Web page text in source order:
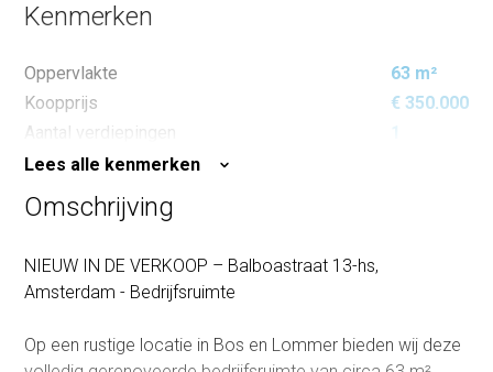
Kenmerken
Oppervlakte
63 m²
Koopprijs
€ 350.000
Aantal verdiepingen
Lees alle kenmerken
Omschrijving
NIEUW IN DE VERKOOP – Balboastraat 13-hs,
Amsterdam - Bedrijfsruimte
Op een rustige locatie in Bos en Lommer bieden wij deze